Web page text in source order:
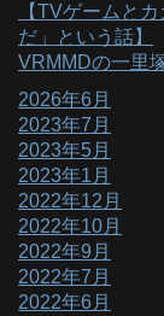
【TVゲームと
だ」という話】
VRMMDの一里
2026年6月
2023年7月
2023年5月
2023年1月
2022年12月
2022年10月
2022年9月
2022年7月
2022年6月